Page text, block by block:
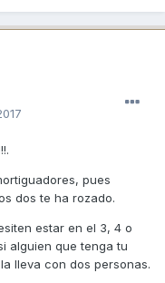
pues
dos te ha rozado.
estar en el 3, 4 o
alguien que tenga tu
lleva con dos personas.